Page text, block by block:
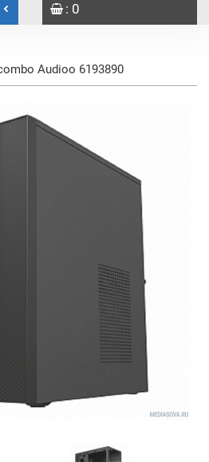
: 0
Audioo 6193890